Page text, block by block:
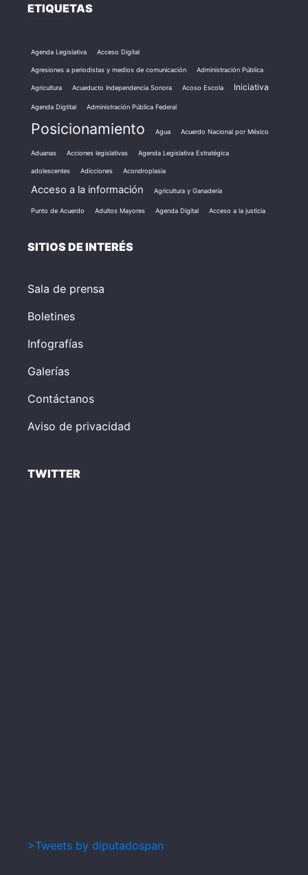
ETIQUETAS
Agenda Legislativa Acceso Digital
Agresiones a periodistas y medios de comunicación Administración Pública
Agricultura Acueducto Independencia Sonora Acoso Escola Iniciativa
Agenda Digtital Administración Pública Federal
Posicionamiento Agua Acuerdo Nacional por México
Aduanas Acciones legislativas Agenda Legislativa Estratégica
adolescentes Adicciones Acondroplasia
Acceso a la información Agricultura y Ganadería
Punto de Acuerdo Adultos Mayores Agenda Digital Acceso a la justicia
SITIOS DE INTERÉS
Sala de prensa
Boletines
Infografías
Galerías
Contáctanos
Aviso de privacidad
TWITTER
>Tweets by diputadospan